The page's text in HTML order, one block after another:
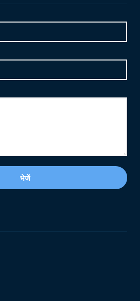
ट्यूबवेल ...